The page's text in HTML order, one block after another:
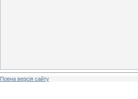
Повна версія сайту